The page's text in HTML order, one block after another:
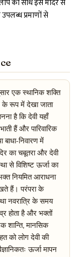
का सीधे इस मंदिर से
प्रमाणों से
एक स्थानिक शक्ति
के रूप में देखा जाता
है कि देवी यहाँ
हैं और पारिवारिक
बाधा-निवारण में
का चबूतरा और देवी
से विशिष्ट ऊर्जा का
नियमित आराधना
हैं। परंपरा के
नवरात्रि के समय
होता है और भक्तों
शान्ति, मानसिक
को लोग देवी की
ऊर्जा मापन